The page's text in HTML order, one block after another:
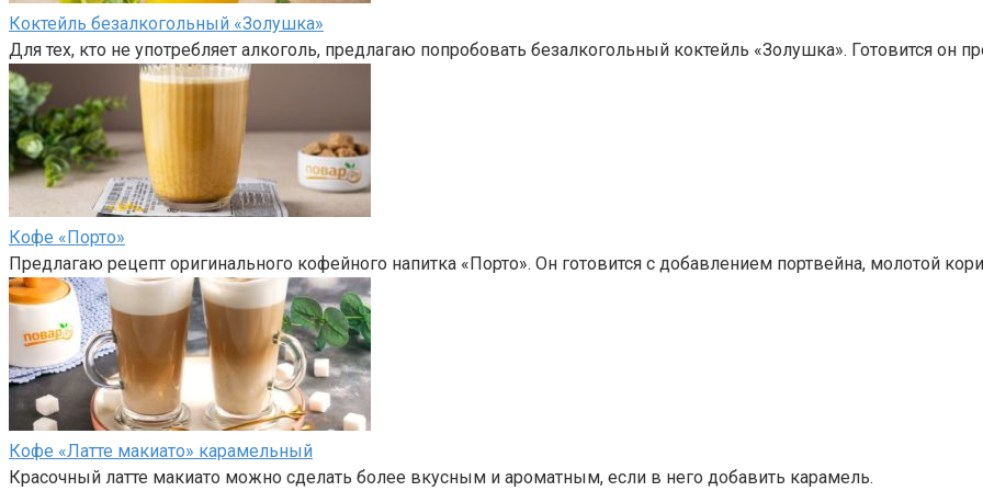
Коктейль безалкогольный «Золушка»
Для тех, кто не употребляет алкоголь, предлагаю попробовать безалкогольный коктейль «Золушка». Готовится он
Кофе «Порто»
Предлагаю рецепт оригинального кофейного напитка «Порто». Он готовится с добавлением портвейна, молотой
Кофе «Латте макиато» карамельный
Красочный латте макиато можно сделать более вкусным и ароматным, если в него добавить карамель.